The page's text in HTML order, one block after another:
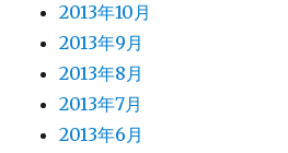
2013年10月
2013年9月
2013年8月
2013年7月
2013年6月